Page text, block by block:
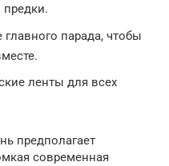
парада, чтобы
ленты для всех
предполагает
современная